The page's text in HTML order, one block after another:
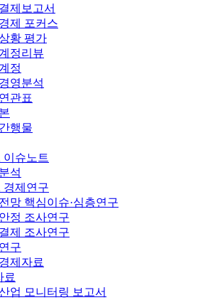
제보고서
제 포커스
황 평가
정리뷰
정
영분석
관표
행물
이슈노트
석
경제연구
망 핵심이슈·심층연구
정 조사연구
제 조사연구
구
제자료
료
업 모니터링 보고서